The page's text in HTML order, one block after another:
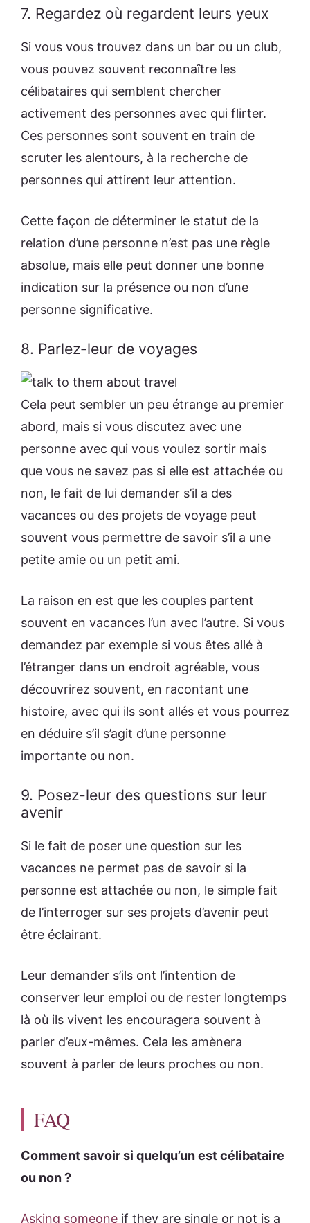
7. Regardez où regardent leurs yeux
Si vous vous trouvez dans un bar ou un club,
vous pouvez souvent reconnaître les
célibataires qui semblent chercher
activement des personnes avec qui flirter.
Ces personnes sont souvent en train de
scruter les alentours, à la recherche de
personnes qui attirent leur attention.
Cette façon de déterminer le statut de la
relation d’une personne n’est pas une règle
absolue, mais elle peut donner une bonne
indication sur la présence ou non d’une
personne significative.
8. Parlez-leur de voyages
Cela peut sembler un peu étrange au premier
abord, mais si vous discutez avec une
personne avec qui vous voulez sortir mais
que vous ne savez pas si elle est attachée ou
non, le fait de lui demander s’il a des
vacances ou des projets de voyage peut
souvent vous permettre de savoir s’il a une
petite amie ou un petit ami.
La raison en est que les couples partent
souvent en vacances l’un avec l’autre. Si vous
demandez par exemple si vous êtes allé à
l’étranger dans un endroit agréable, vous
découvrirez souvent, en racontant une
histoire, avec qui ils sont allés et vous pourrez
en déduire s’il s’agit d’une personne
importante ou non.
9. Posez-leur des questions sur leur
avenir
Si le fait de poser une question sur les
vacances ne permet pas de savoir si la
personne est attachée ou non, le simple fait
de l’interroger sur ses projets d’avenir peut
être éclairant.
Leur demander s’ils ont l’intention de
conserver leur emploi ou de rester longtemps
là où ils vivent les encouragera souvent à
parler d’eux-mêmes. Cela les amènera
souvent à parler de leurs proches ou non.
FAQ
Comment savoir si quelqu’un est célibataire
ou non ?
Asking someone if they are single or not is a